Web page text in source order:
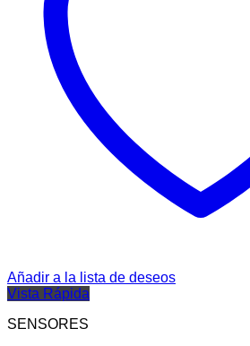
Añadir a la lista de deseos
Vista Rápida
SENSORES